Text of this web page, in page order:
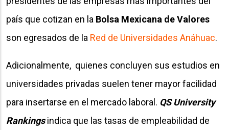
país que cotizan en la Bolsa Mexicana de Valores
son egresados de la Red de Universidades Anáhuac.
Adicionalmente, quienes concluyen sus estudios en
universidades privadas suelen tener mayor facilidad
para insertarse en el mercado laboral. QS University
Rankingsindica que las tasas de empleabilidad de